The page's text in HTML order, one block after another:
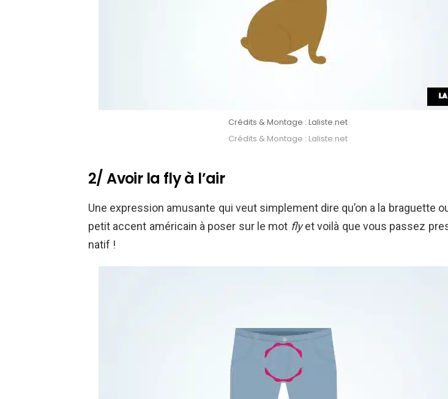
Crédits & Montage : Laliste.net
Crédits & Montage : Laliste.net
2/ Avoir la fly à l’air
Une expression amusante qui veut simplement dire qu’on a la braguette
petit accent américain à poser sur le mot flyet voilà que vous passez
natif !